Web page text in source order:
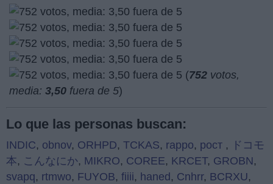
(752 votos,
media: 3,50 fuera de 5)
Lo que las personas buscan:
INDIC, obnov, ORHPD, TCKAS, rappo, рост ,
ドコモ
本, こんなにか, MIKRO, COREE, KRCET, GROBN,
svapq, rtmwo, FUYOB, fiiii, haned , Cnhrr, BCRXU,